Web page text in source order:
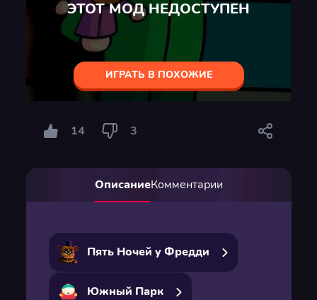
ЭТОТ МОД НЕДОСТУПЕН
ИГРАТЬ В ПОХОЖИЕ
14 3
ОписаниеКомментарии
Пять Ночей у Фредди
Южный Парк